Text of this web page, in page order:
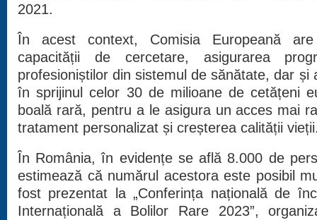
2021.
În acest context, Comisia Europeană
capacității de cercetare, asigurarea
profesioniștilor din sistemul de sănătate, dar și
în sprijinul celor 30 de milioane de cetățeni
boală rară, pentru a le asigura un acces mai
tratament personalizat și creșterea calității
În România, în evidențe se află 8.000 de
estimează că numărul acestora este posibil
fost prezentat la „Conferința națională de
Internațională a Bolilor Rare 2023”,